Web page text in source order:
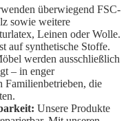
überwiegend FSC-
sowie weitere
Leinen oder Wolle.
auf synthetische Stoffe.
werden ausschließlich
– in enger
Familienbetrieben, die
Unsere Produkte